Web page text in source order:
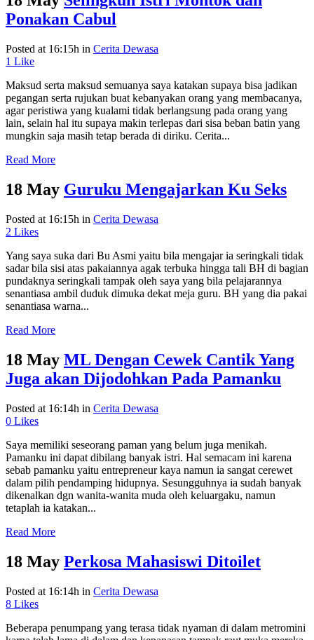
Ponakan Cabul
Posted at 16:15h in Cerita Dewasa
1 Like
Maksud serta maksud semuanya saya katakan supaya bisa jadikan
pegangan serta rujukan buat kebanyakan orang yang membacanya,
agar peristiwa yang kualami tidak berlangsung pada orang yang
lain, selain hal itu supaya makin terlepas dari sisa beban batin yang
mungkin saja masih tetap berada di diriku. Cerita...
Read More
18 May Guruku Mengajarkan Ku Seks
Posted at 16:15h in Cerita Dewasa
2 Likes
Yang saya suka dari Bu Asmi yaitu bila mengajar ia seringkali tidak
sadar bila sisi atas pakaiannya agak terbuka hingga tali BH di bagian
pundaknya seringkali tampak oleh saya yang bila pelajarannya
senantiasa ambil duduk dimuka dekat meja guru. BH yang dia pakai
senantiasa warna...
Read More
18 May ML Dengan Cewek Cantik Yang
Juga akan Dijodohkan Pada Pamanku
Posted at 16:14h in Cerita Dewasa
0 Likes
Saya memiliki seseorang paman yang belum juga menikah.
Pamanku ini dapat dibilang banyak istri. Hal semacam ini karena
sebab pamanku yaitu entrepreneur kaya namun ia sangat cerewet
dalam pilih pendamping hidupnya. Sesungguhnya ia sudah banyak
dikenalkan dgn wanita-wanita muda oleh keluargaku, namun
tetaplah ia katakan...
Read More
18 May Perkosa Mahasiswi Ditoilet
Posted at 16:14h in Cerita Dewasa
8 Likes
Beberapa penumpang yang terasa tidak nyaman di dalam metromini